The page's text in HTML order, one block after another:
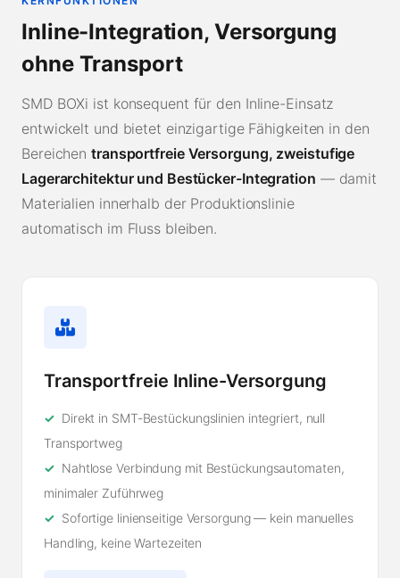
Inline-Integration, Versorgung
ohne Transport
SMD BOXi ist konsequent für den Inline-Einsatz
entwickelt und bietet einzigartige Fähigkeiten in den
Bereichentransportfreie Versorgung, zweistufige
Lagerarchitektur und Bestücker-Integration — damit
Materialien innerhalb der Produktionslinie
automatisch im Fluss bleiben.
Transportfreie Inline-Versorgung
Direkt in SMT-Bestückungslinien integriert, null
Transportweg
Nahtlose Verbindung mit Bestückungsautomaten,
minimaler Zuführweg
Sofortige linienseitige Versorgung — kein manuelles
Handling, keine Wartezeiten